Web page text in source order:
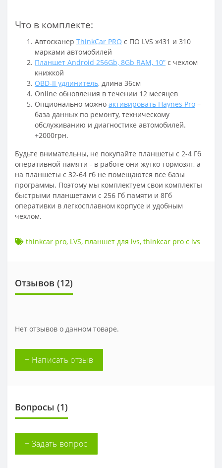
Что в комплекте:
Автосканер ThinkCar PRO c ПО LVS x431 и 310
марками автомобилей
Планшет Android 256Gb, 8Gb RAM, 10” с чехлом
книжкой
OBD-II удлинитель, длина 36см
Online обновления в течении 12 месяцев
Опционально можно активировать Haynes Pro –
база данных по ремонту, техническому
обслуживанию и диагностике автомобилей.
+2000грн.
Будьте внимательны, не покупайте планшеты с 2-4 Гб
оперативной памяти - в работе они жутко тормозят, а
на планшеты с 32-64 гб не помещаются все базы
программы. Поэтому мы комплектуем свои комплекты
быстрыми планшетами с 256 Гб памяти и 8Гб
оперативки в легкосплавном корпусе и удобным
чехлом.
thinkcar pro, LVS, планшет для lvs, thinkcar pro c lvs
Отзывов (12)
Нет отзывов о данном товаре.
+ Написать отзыв
Вопросы (1)
+ Задать вопрос